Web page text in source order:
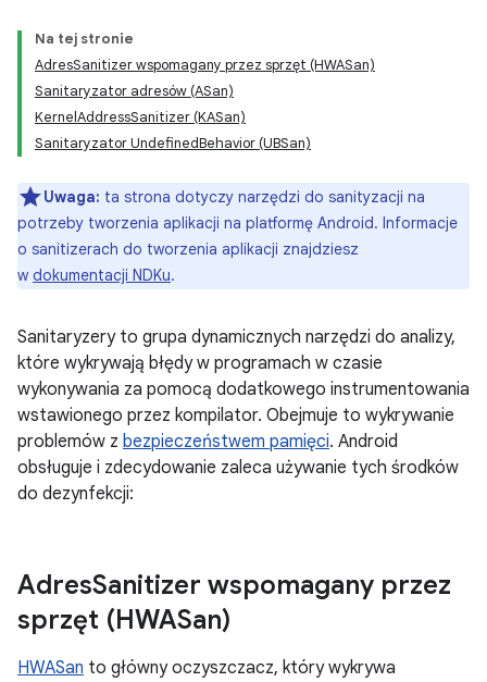
Na tej stronie
AdresSanitizer wspomagany przez sprzęt (HWASan)
Sanitaryzator adresów (ASan)
KernelAddressSanitizer (KASan)
Sanitaryzator UndefinedBehavior (UBSan)
Uwaga: ta strona dotyczy narzędzi do sanityzacji na
potrzeby tworzenia aplikacji na platformę Android. Informacje
o sanitizerach do tworzenia aplikacji znajdziesz
w dokumentacji NDKu.
Sanitaryzery to grupa dynamicznych narzędzi do analizy,
które wykrywają błędy w programach w czasie
wykonywania za pomocą dodatkowego instrumentowania
wstawionego przez kompilator. Obejmuje to wykrywanie
problemów z bezpieczeństwem pamięci. Android
obsługuje i zdecydowanie zaleca używanie tych środków
do dezynfekcji:
AdresSanitizer wspomagany przez
sprzęt (HWASan)
HWASan to główny oczyszczacz, który wykrywa